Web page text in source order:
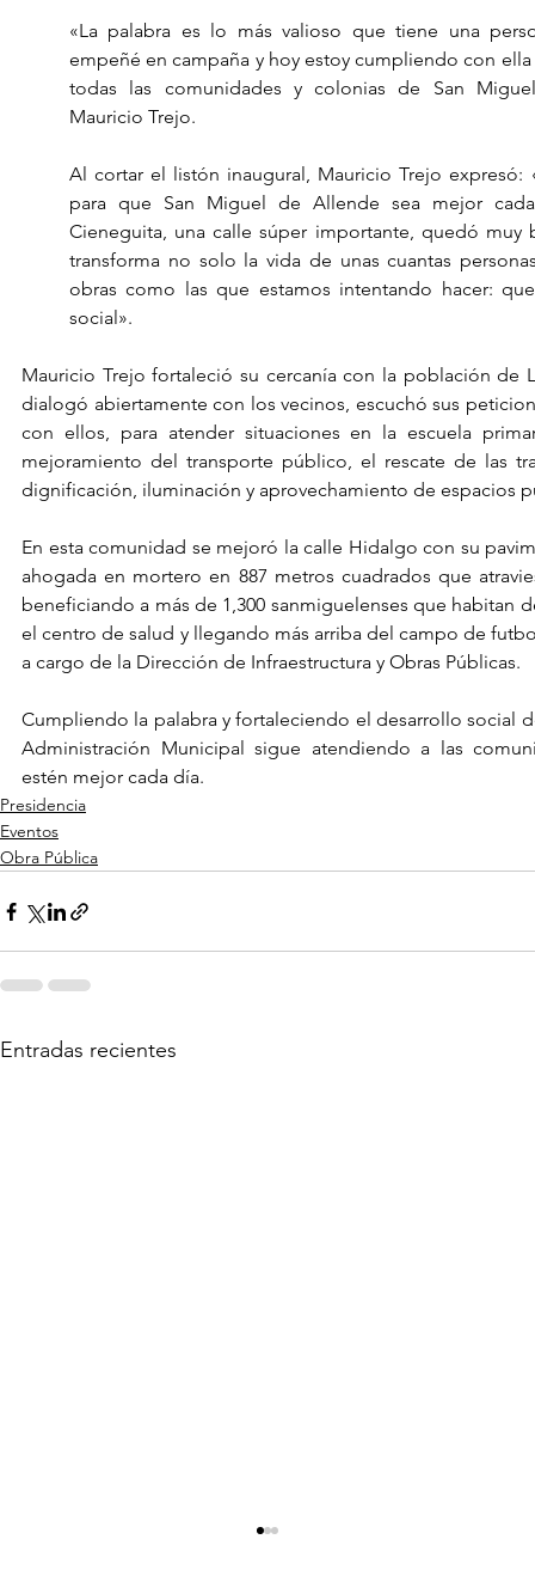
«La palabra es lo más valioso que tiene una
empeñé en campaña y hoy estoy cumpliendo con
todas las comunidades y colonias de San
Mauricio Trejo.
Al cortar el listón inaugural, Mauricio Trejo expresó:
para que San Miguel de Allende sea mejor
Cieneguita, una calle súper importante, quedó muy
transforma no solo la vida de unas cuantas
obras como las que estamos intentando hacer:
social».
Mauricio Trejo fortaleció su cercanía con la población de
dialogó abiertamente con los vecinos, escuchó sus
con ellos, para atender situaciones en la escuela
mejoramiento del transporte público, el rescate de las
dignificación, iluminación y aprovechamiento de espacios
En esta comunidad se mejoró la calle Hidalgo con su
ahogada en mortero en 887 metros cuadrados que
beneficiando a más de 1,300 sanmiguelenses que habitan
el centro de salud y llegando más arriba del campo de
a cargo de la Dirección de Infraestructura y Obras Públicas.
Cumpliendo la palabra y fortaleciendo el desarrollo social
Administración Municipal sigue atendiendo a las
estén mejor cada día.
Presidencia
Eventos
Obra Pública
Entradas recientes